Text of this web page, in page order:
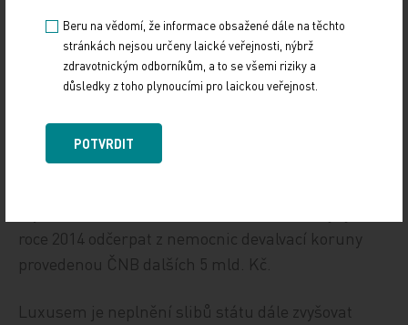
stanovené personální vyhláškou není luxus, ale
minimum pro bezpečnost pacientů. Tomuto
minimu se z důvodů nedostatečného financování
Skutečným luxusem, který si stát u nás dovoluje,
roce 2014 odčerpat z nemocnic devalvací koruny
provedenou ČNB dalších 5 mld. Kč.
Luxusem je neplnění slibů státu dále zvyšovat
Beru na vědomí, že informace obsažené dále na těchto
stránkách nejsou určeny laické veřejnosti, nýbrž
zdravotnickým odborníkům, a to se všemi riziky a
důsledky z toho plynoucími pro laickou veřejnost.
POTVRDIT